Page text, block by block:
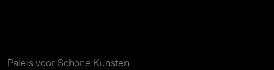
Paleis voor Schone Kunsten